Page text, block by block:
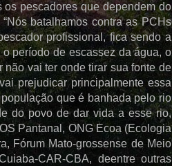
os pescadores que dependem do
batalhamos contra as PCHs
profissional, fica sendo a
período de escassez da água, o
não vai ter onde tirar sua fonte de
prejudicar principalmente essa
que é banhada pelo rio
do povo de dar vida a esse rio,
Pantanal, ONG Ecoa (Ecologia
Fórum Mato-grossense de Meio
CAR-CBA, deentre outras